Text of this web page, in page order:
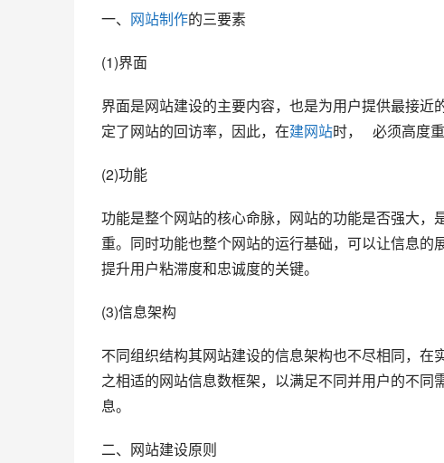
一、 网站制作的三要素
(1)界面
界面是网站建设的主要内容，也是为用户提供最接
定了网站的回访率，因此，在建网站时，   必须高度
(2)功能
功能是整个网站的核心命脉，网站的功能是否强大
重。同时功能也整个网站的运行基础，可以让信息
提升用户粘滞度和忠诚度的关键。
(3)信息架构
不同组织结构其网站建设的信息架构也不尽相同，
之相适的网站信息数框架，以满足不同并用户的不
息。
二、网站建设原则